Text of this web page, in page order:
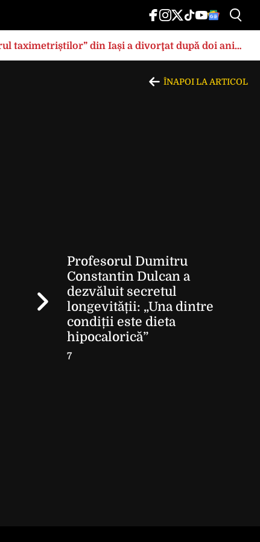
taximetriștilor” din Iași a divorţat după doi ani
ÎNAPOI LA ARTICOL
Profesorul Dumitru
Constantin Dulcan a
dezvăluit secretul
longevității: „Una dintre
condiții este dieta
hipocalorică”
7